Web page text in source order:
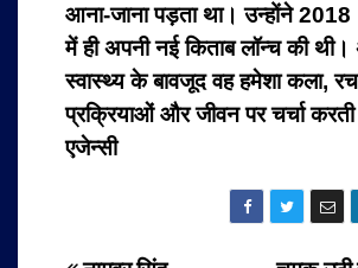
आना-जाना पड़ता था। उन्होंने
में ही अपनी नई किताब लॉन्च की
स्वास्थ्य के बावजूद वह हमेशा कला,
प्रक्रियाओं और जीवन पर चर्चा करती
एजेन्सी